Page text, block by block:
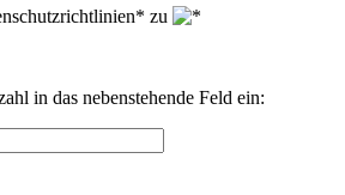
zu
in das nebenstehende Feld ein: